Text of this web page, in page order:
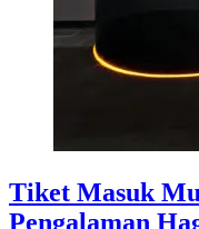
Tiket Masuk
Pengalaman